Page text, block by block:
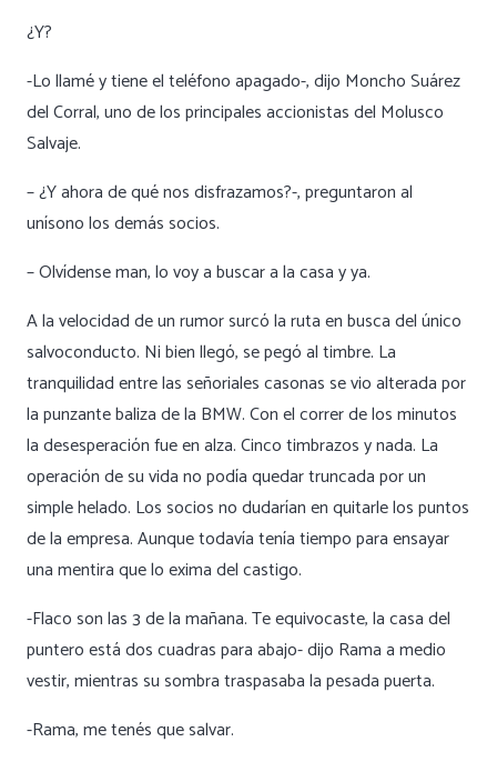
¿Y?
-Lo llamé y tiene el teléfono apagado-, dijo Moncho Suárez
del Corral, uno de los principales accionistas del Molusco
Salvaje.
– ¿Y ahora de qué nos disfrazamos?-, preguntaron al
unísono los demás socios.
– Olvídense man, lo voy a buscar a la casa y ya.
A la velocidad de un rumor surcó la ruta en busca del único
salvoconducto. Ni bien llegó, se pegó al timbre. La
tranquilidad entre las señoriales casonas se vio alterada por
la punzante baliza de la BMW. Con el correr de los minutos
la desesperación fue en alza. Cinco timbrazos y nada. La
operación de su vida no podía quedar truncada por un
simple helado. Los socios no dudarían en quitarle los puntos
de la empresa. Aunque todavía tenía tiempo para ensayar
una mentira que lo exima del castigo.
-Flaco son las 3 de la mañana. Te equivocaste, la casa del
puntero está dos cuadras para abajo- dijo Rama a medio
vestir, mientras su sombra traspasaba la pesada puerta.
-Rama, me tenés que salvar.